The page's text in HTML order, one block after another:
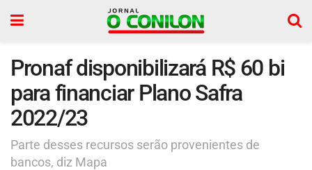
Pronaf disponibilizará R$ 60 bi
para financiar Plano Safra
2022/23
Parte desses recursos serão provenientes de
bancos, diz Mapa